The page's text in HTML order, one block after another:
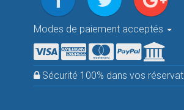
Modes de paiement acceptés
Sécurité 100% dans vos